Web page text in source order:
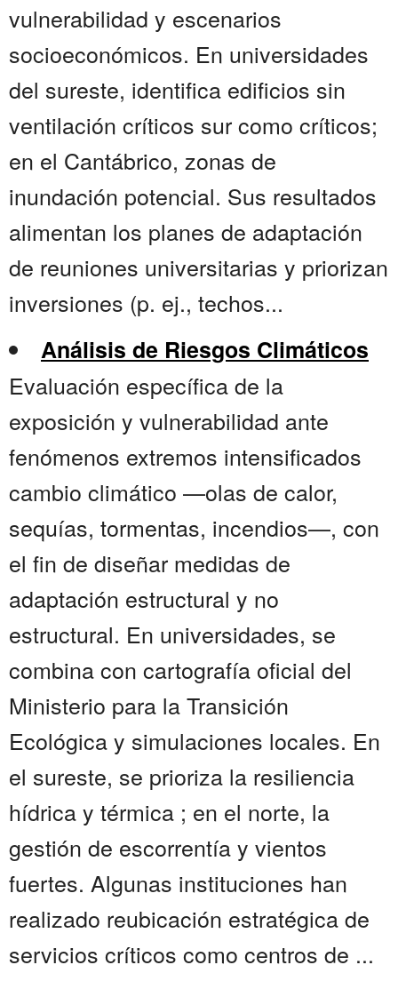
vulnerabilidad y escenarios
socioeconómicos. En universidades
del sureste, identifica edificios sin
ventilación críticos sur como críticos;
en el Cantábrico, zonas de
inundación potencial. Sus resultados
alimentan los planes de adaptación
de reuniones universitarias y priorizan
inversiones (p. ej., techos...
Análisis de Riesgos Climáticos
Evaluación específica de la
exposición y vulnerabilidad ante
fenómenos extremos intensificados
cambio climático —olas de calor,
sequías, tormentas, incendios—, con
el fin de diseñar medidas de
adaptación estructural y no
estructural. En universidades, se
combina con cartografía oficial del
Ministerio para la Transición
Ecológica y simulaciones locales. En
el sureste, se prioriza la resiliencia
hídrica y térmica ; en el norte, la
gestión de escorrentía y vientos
fuertes. Algunas instituciones han
realizado reubicación estratégica de
servicios críticos como centros de ...